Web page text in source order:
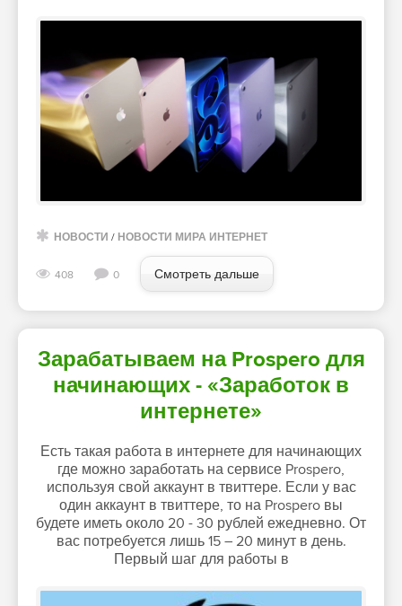
НОВОСТИ / НОВОСТИ МИРА ИНТЕРНЕТ
408 0 Смотреть дальше
Зарабатываем на Prospero для
начинающих - «Заработок в
интернете»
Есть такая работа в интернете для начинающих
где можно заработать на сервисе Prospero,
используя свой аккаунт в твиттере. Если у вас
один аккаунт в твиттере, то на Prospero вы
будете иметь около 20 - 30 рублей ежедневно. От
вас потребуется лишь 15 – 20 минут в день.
Первый шаг для работы в